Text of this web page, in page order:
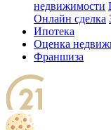
недвижимости
Онлайн сделка
Ипотека
Оценка
Франшиза